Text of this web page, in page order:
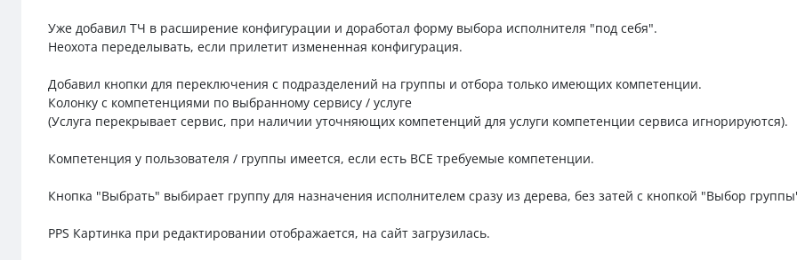
Уже добавил ТЧ в расширение конфигурации и доработал форму выбора исполнителя "под себя".
Неохота переделывать, если прилетит измененная конфигурация.
Добавил кнопки для переключения с подразделений на группы и отбора только имеющих компетенции.
Колонку с компетенциями по выбранному сервису / услуге
(Услуга перекрывает сервис, при наличии уточняющих компетенций для услуги компетенции сервиса игнорируются).
Компетенция у пользователя / группы имеется, если есть ВСЕ требуемые компетенции.
Кнопка "Выбрать" выбирает группу для назначения исполнителем сразу из дерева, без затей с кнопкой "Выбор
PPS Картинка при редактировании отображается, на сайт загрузилась.